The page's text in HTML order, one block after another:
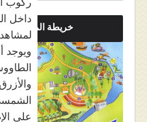
داخل
ويوجد
على
خريطة الماينز